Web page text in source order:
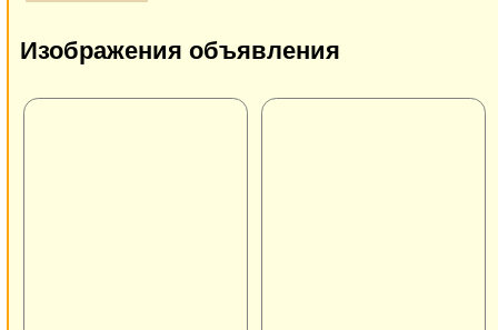
Изображения объявления